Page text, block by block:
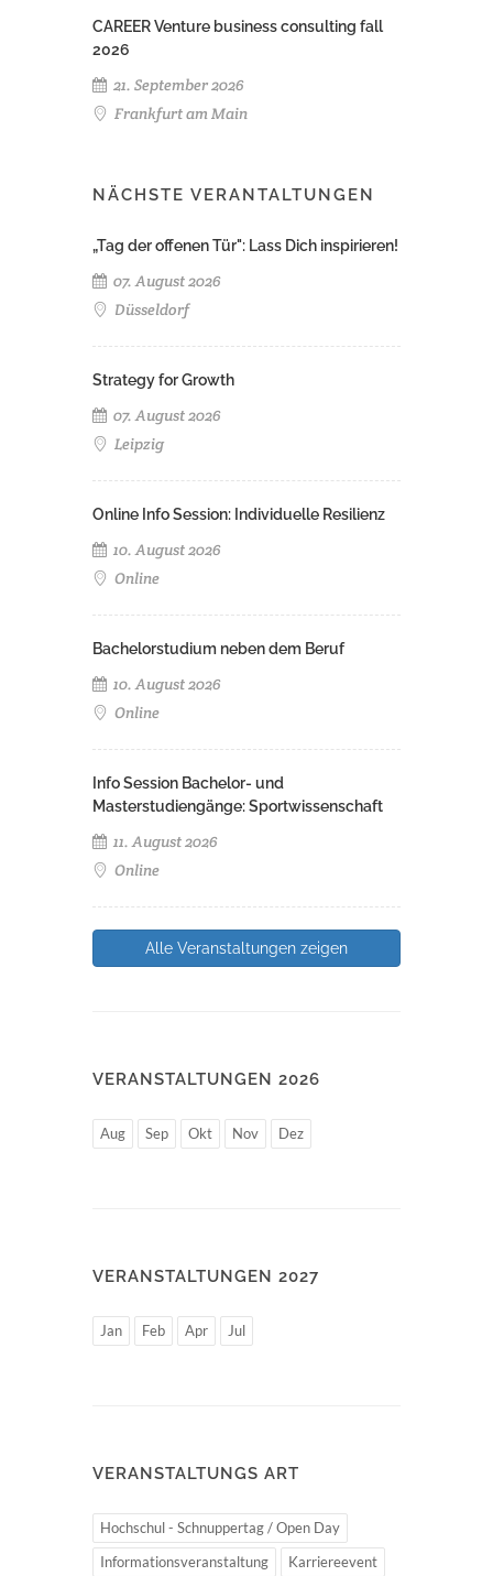
CAREER Venture business consulting fall
2026
21. September 2026
Frankfurt am Main
NÄCHSTE VERANTALTUNGEN
„Tag der offenen Tür": Lass Dich inspirieren!
07. August 2026
Düsseldorf
Strategy for Growth
07. August 2026
Leipzig
Online Info Session: Individuelle Resilienz
10. August 2026
Online
Bachelorstudium neben dem Beruf
10. August 2026
Online
Info Session Bachelor- und
Masterstudiengänge: Sportwissenschaft
11. August 2026
Online
Alle Veranstaltungen zeigen
VERANSTALTUNGEN 2026
Aug Sep Okt Nov Dez
VERANSTALTUNGEN 2027
Jan Feb Apr Jul
VERANSTALTUNGS ART
Hochschul - Schnuppertag / Open Day
Informationsveranstaltung
Karriereevent